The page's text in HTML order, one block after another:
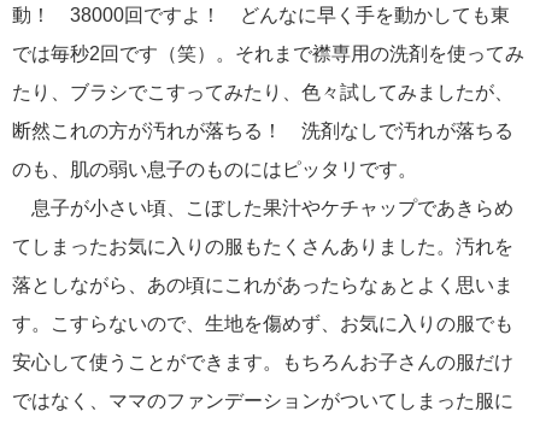
動！ 38000回ですよ！ どんなに早く手を動かしても東
では毎秒2回です（笑）。それまで襟専用の洗剤を使ってみ
たり、ブラシでこすってみたり、色々試してみましたが、
断然これの方が汚れが落ちる！ 洗剤なしで汚れが落ちる
のも、肌の弱い息子のものにはピッタリです。
息子が小さい頃、こぼした果汁やケチャップであきらめ
てしまったお気に入りの服もたくさんありました。汚れを
落としながら、あの頃にこれがあったらなぁとよく思いま
す。こすらないので、生地を傷めず、お気に入りの服でも
安心して使うことができます。もちろんお子さんの服だけ
ではなく、ママのファンデーションがついてしまった服に